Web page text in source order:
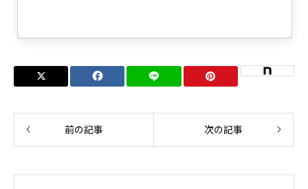
前の記事 次の記事